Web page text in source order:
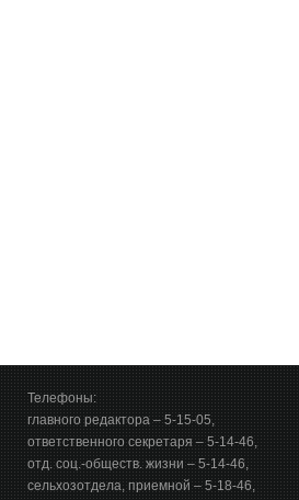
Телефоны:
главного редактора – 5-15-05,
ответственного секретаря – 5-14-46,
отд. соц.-обществ. жизни – 5-14-46,
сельхозотдела, приемной – 5-18-46,